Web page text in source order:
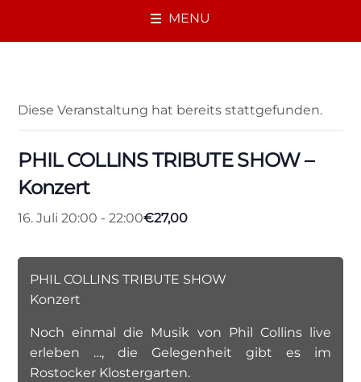
MENU
Diese Veranstaltung hat bereits stattgefunden.
PHIL COLLINS TRIBUTE SHOW –
Konzert
16. Juli 20:00 -22:00€27,00
PHIL COLLINS TRIBUTE SHOW
Konzert
Noch einmal die Musik von Phil Collins live
erleben …, die Gelegenheit gibt es im
Rostocker Klostergarten.